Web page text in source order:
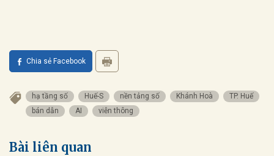
Chia sẻ Facebook
hạ tầng số Huế-S nền tảng số Khánh Hoà
TP. Huế
bán dẫn
AI viễn thông
Bài liên quan